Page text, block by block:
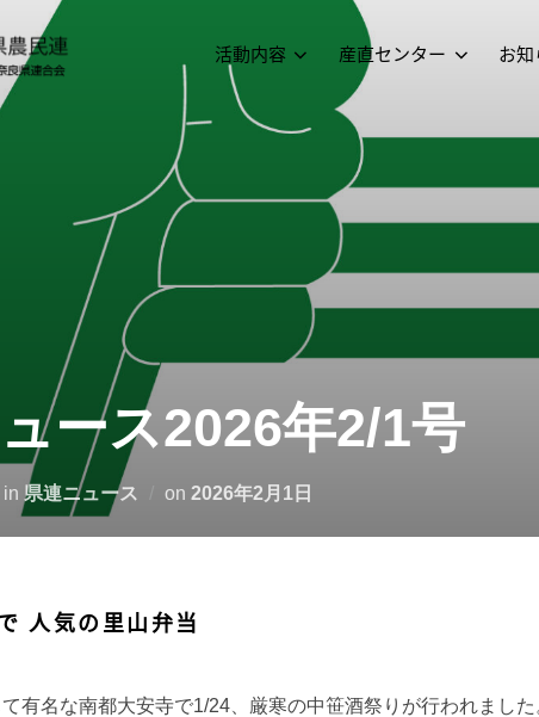
活動内容 産直センター お
ース2026年2/1号
in 県連ニュース on 2026年2月1日
人気の里山弁当
有名な南都大安寺で1/24、厳寒の中笹酒祭りが行われました